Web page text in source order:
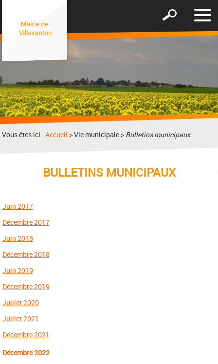
le
Afficher
formulaire
Vous êtes ici :Accueil > Vie municipale > Bulletins municipaux
BULLETINS MUNICIPAUX
Juin 2017
Décembre 2017
Juin 2018
Décembre 2018
Juin 2019
Décembre 2019
Juillet 2020
Juillet 2021
Décembre 2021
Décembre 2022